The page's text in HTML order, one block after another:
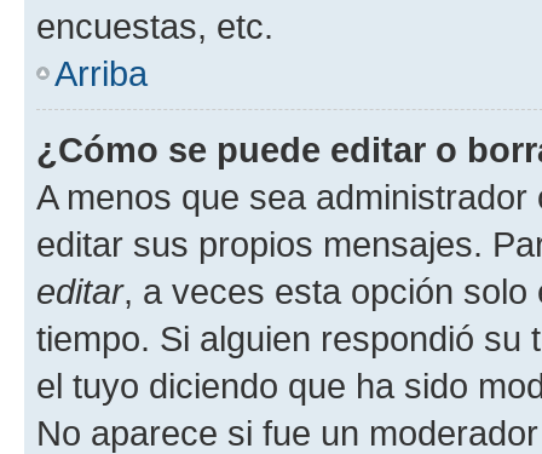
encuestas, etc.
Arriba
¿Cómo se puede editar o
A menos que sea
editar sus propios mensajes.
editar, a veces esta opción
tiempo. Si alguien respondió
el tuyo diciendo que ha sido
No aparece si fue un